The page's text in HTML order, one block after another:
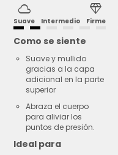
cloud
Suave Intermedio
diamond
Firme
Como se siente
Suave y mullido
gracias a la capa
adicional en la parte
superior
Abraza el cuerpo
para aliviar los
puntos de presión.
Ideal para